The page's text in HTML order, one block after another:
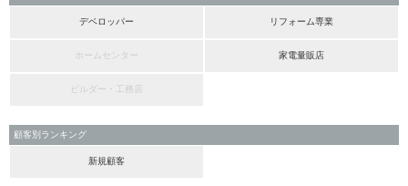
デベロッパー リフォーム専業
ホームセンター 家電量販店
ビルダー・工務店
顧客別ランキング
新規顧客